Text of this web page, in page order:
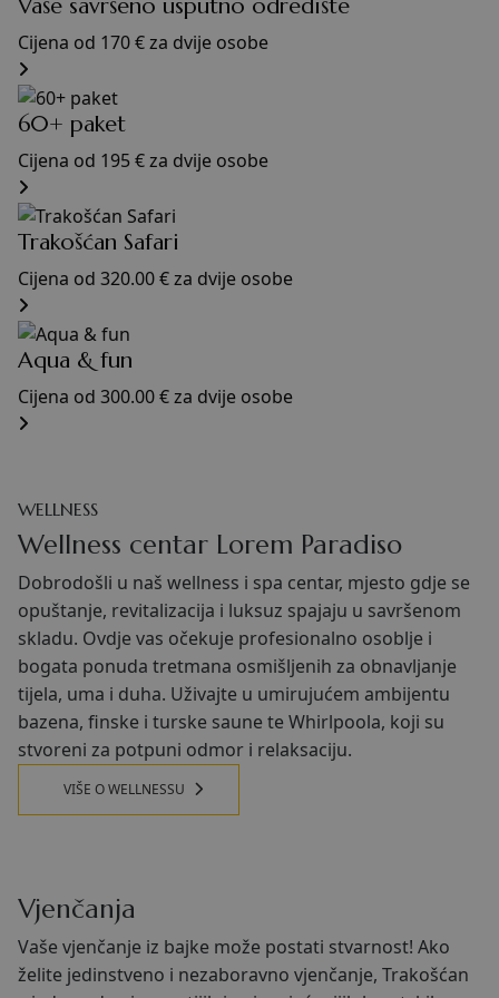
Vaše savršeno usputno odredište
Cijena od 170 €za dvije osobe
60+ paket
Cijena od 195 €za dvije osobe
Trakošćan Safari
Cijena od 320.00 €za dvije osobe
Aqua & fun
Cijena od 300.00 €za dvije osobe
WELLNESS
Wellness centar Lorem Paradiso
Dobrodošli u naš wellness i spa centar, mjesto gdje se
opuštanje, revitalizacija i luksuz spajaju u savršenom
skladu. Ovdje vas očekuje profesionalno osoblje i
bogata ponuda tretmana osmišljenih za obnavljanje
tijela, uma i duha. Uživajte u umirujućem ambijentu
bazena, finske i turske saune te Whirlpoola, koji su
stvoreni za potpuni odmor i relaksaciju.
VIŠE O WELLNESSU
Vjenčanja
Vaše vjenčanje iz bajke može postati stvarnost! Ako
želite jedinstveno i nezaboravno vjenčanje, Trakošćan